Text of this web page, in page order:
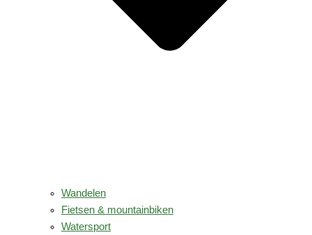
Wandelen
Fietsen & mountainbiken
Watersport